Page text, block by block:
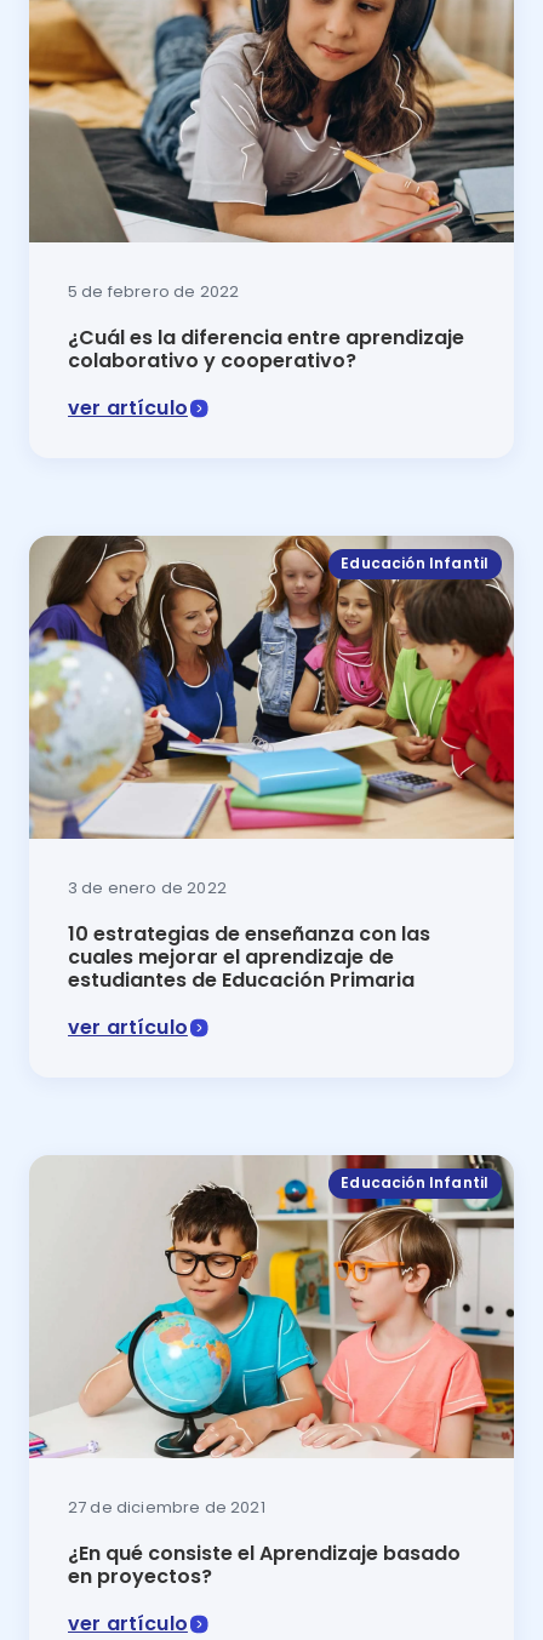
5 de febrero de 2022
¿Cuál es la diferencia entre aprendizaje
colaborativo y cooperativo?
ver artículo
Educación Infantil
3 de enero de 2022
10 estrategias de enseñanza con las
cuales mejorar el aprendizaje de
estudiantes de Educación Primaria
ver artículo
Educación Infantil
27 de diciembre de 2021
¿En qué consiste el Aprendizaje basado
en proyectos?
ver artículo